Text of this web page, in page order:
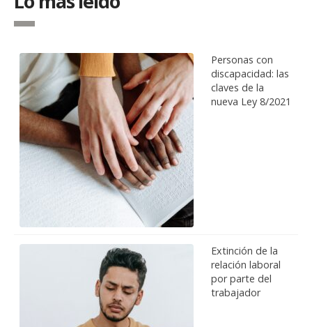
Personas con
discapacidad: las
claves de la
nueva Ley 8/2021
Extinción de la
relación laboral
por parte del
trabajador